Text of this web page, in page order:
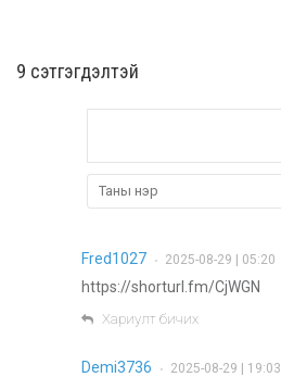
9 cэтгэгдэлтэй
Fred1027 • 2025-08-29 | 05:20
https://shorturl.fm/CjWGN
Хариулт бичих
Demi3736 • 2025-08-29 | 19:03